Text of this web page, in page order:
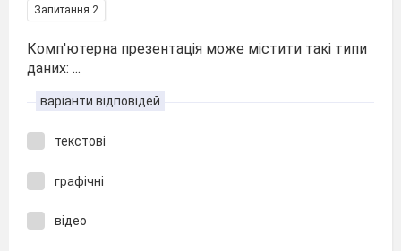
Запитання 2
Комп'ютерна презентація може містити такі типи
даних: ...
варіанти відповідей
текстові
графічні
відео